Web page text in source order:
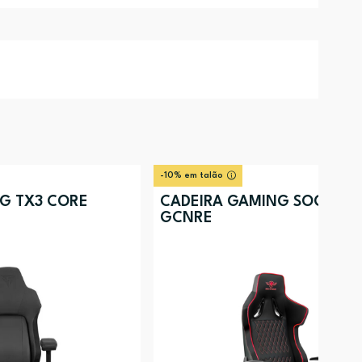
TX3 CORE
-10% em talão
CADEIRA GAMING SOG
GCNRE